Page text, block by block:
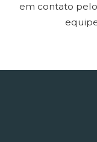
em contato pelo